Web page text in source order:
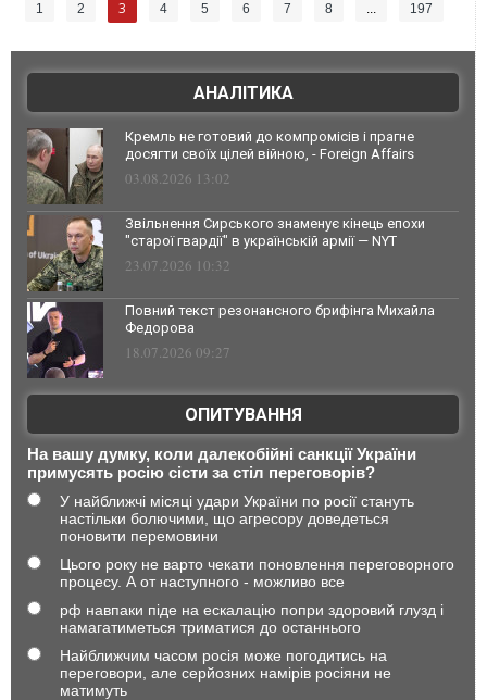
1 2 3 4 5 6 7 8 ... 197
АНАЛІТИКА
Кремль не готовий до компромісів і прагне
досягти своїх цілей війною, - Foreign Affairs
03.08.2026 13:02
Звільнення Сирського знаменує кінець епохи
"старої гвардії" в українській армії — NYT
23.07.2026 10:32
Повний текст резонансного брифінга Михайла
Федорова
18.07.2026 09:27
ОПИТУВАННЯ
На вашу думку, коли далекобійні санкції України
примусять росію сісти за стіл переговорів?
У найближчі місяці удари України по росії стануть
настільки болючими, що агресору доведеться
поновити перемовини
Цього року не варто чекати поновлення переговорного
процесу. А от наступного - можливо все
рф навпаки піде на ескалацію попри здоровий глузд і
намагатиметься триматися до останнього
Найближчим часом росія може погодитись на
переговори, але серйозних намірів росіяни не
матимуть